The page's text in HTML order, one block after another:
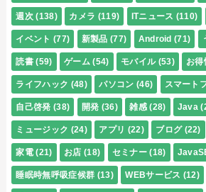
週次 (138) カメラ (119) ITニュース (110)
イベント (77) 新製品 (77) Android (71)
読書 (59) ゲーム (54) モバイル (53) お得
ライフハック (48) パソコン (46) スマート
自己啓発 (38) 開発 (36) 雑感 (28) Java
ミュージック (24) アプリ (22) ブログ (22)
家電 (21) お店 (18) セミナー (18)
睡眠時無呼吸症候群 (13) WEBサービス (12)